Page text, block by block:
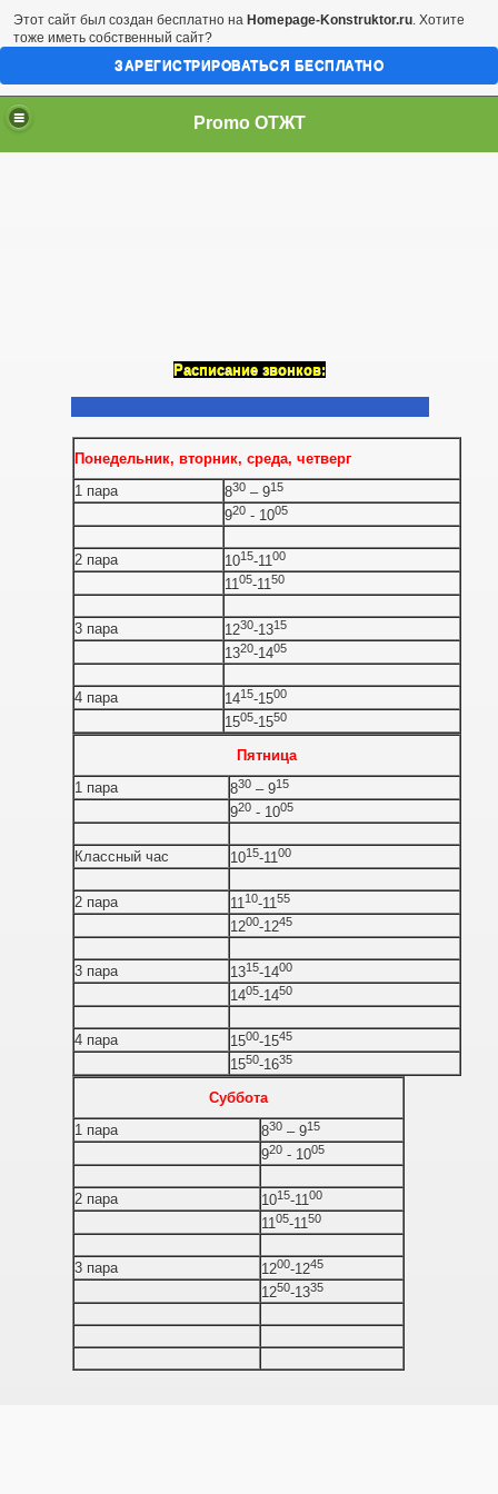
Promo ОТЖТ
Расписание звонков:
Понедельник, вторник, среда, четверг
1 пара
830 – 915
920 - 1005
2 пара 1015-1100
1105-1150
3 пара 1230-1315
1320-1405
4 пара 1415-1500
1505-1550
Пятница
1 пара
830 – 915
920 - 1005
Классный час 1015-1100
2 пара 1110-1155
1200-1245
3 пара 1315-1400
1405-1450
4 пара 1500-1545
1550-1635
Суббота
1 пара
830 – 915
920 - 1005
2 пара 1015-1100
1105-1150
3 пара 1200-1245
1250-1335
Этот сайт был создан бесплатно на Homepage-Konstruktor.ru. Хотите
тоже иметь собственный сайт?
ЗАРЕГИСТРИРОВАТЬСЯ БЕСПЛАТНО